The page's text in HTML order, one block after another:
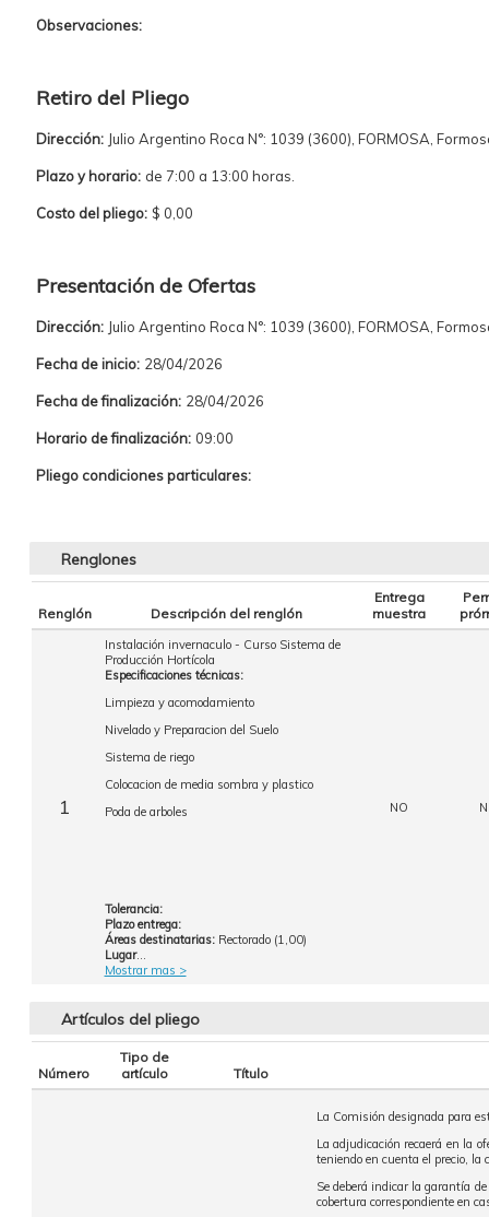
Observaciones:
Retiro del Pliego
Dirección: Julio Argentino Roca N°: 1039 (3600), FORMOSA,
Plazo y horario: de 7:00 a 13:00 horas.
Costo del pliego: $ 0,00
Presentación de Ofertas
Dirección: Julio Argentino Roca N°: 1039 (3600), FORMOSA,
Fecha de inicio: 28/04/2026
Fecha de finalización: 28/04/2026
Horario de finalización: 09:00
Pliego condiciones particulares:
Renglones
Renglón Descripción del renglón
Entrega
muestra
1
Instalación invernaculo - Curso Sistema de
Producción Hortícola
Especificaciones técnicas:
Limpieza y acomodamiento
Nivelado y Preparacion del Suelo
Sistema de riego
Colocacion de media sombra y plastico
Poda de arboles
Tolerancia:
Plazo entrega:
Áreas destinatarias: Rectorado (1,00)
Lugar...
Mostrar mas >
NO
Artículos del pliego
Número
Tipo de
artículo
Título
La Comisión designada para
La adjudicación recaerá en la
teniendo en cuenta el precio,
Se deberá indicar la garantía
cobertura correspondiente en